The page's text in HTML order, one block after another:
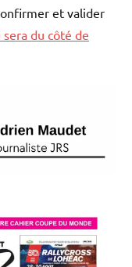
et valider
sera du côté de